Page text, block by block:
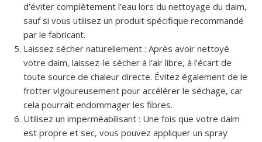
d’éviter complètement l’eau lors du nettoyage du daim,
sauf si vous utilisez un produit spécifique recommandé
par le fabricant.
Laissez sécher naturellement : Après avoir nettoyé
votre daim, laissez-le sécher à l’air libre, à l’écart de
toute source de chaleur directe. Évitez également de le
frotter vigoureusement pour accélérer le séchage, car
cela pourrait endommager les fibres.
Utilisez un imperméabilisant : Une fois que votre daim
est propre et sec, vous pouvez appliquer un spray